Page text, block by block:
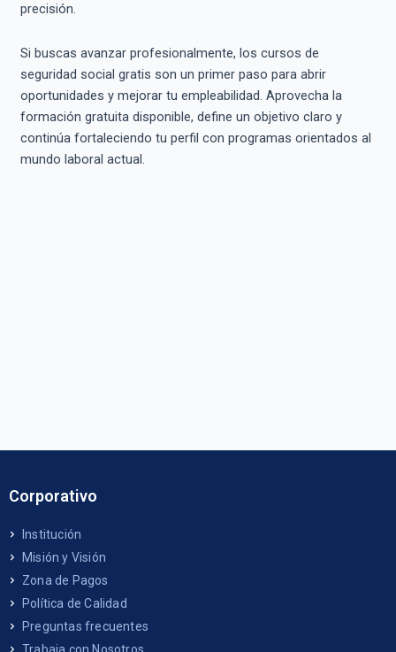
precisión.
Si buscas avanzar profesionalmente, los cursos de
seguridad social gratis son un primer paso para abrir
oportunidades y mejorar tu empleabilidad. Aprovecha la
formación gratuita disponible, define un objetivo claro y
continúa fortaleciendo tu perfil con programas orientados al
mundo laboral actual.
Corporativo
Institución
Misión y Visión
Zona de Pagos
Política de Calidad
Preguntas frecuentes